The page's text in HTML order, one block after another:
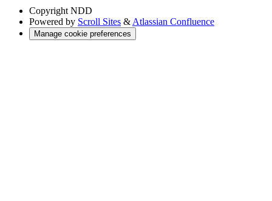
Copyright NDD
Powered by Scroll Sites & Atlassian Confluence
Manage cookie preferences